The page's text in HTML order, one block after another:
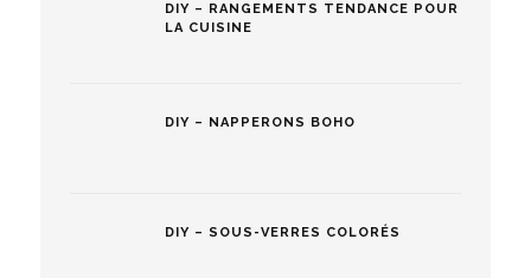
DIY – RANGEMENTS TENDANCE POUR
LA CUISINE
DIY – NAPPERONS BOHO
DIY – SOUS-VERRES COLORÉS